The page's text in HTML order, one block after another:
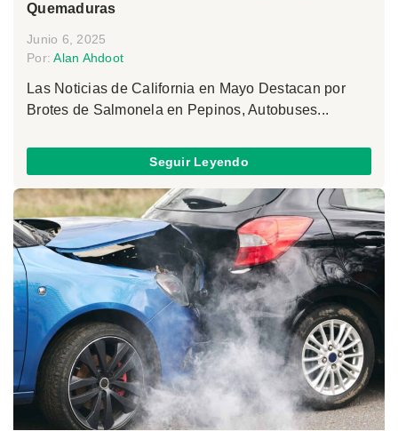
Quemaduras
Junio 6, 2025
Por:Alan Ahdoot
Las Noticias de California en Mayo Destacan por
Brotes de Salmonela en Pepinos, Autobuses...
Seguir Leyendo